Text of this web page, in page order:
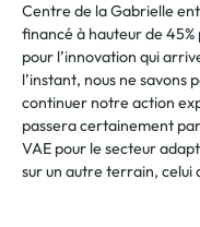
Centre de la Gabrielle
financé à hauteur de 45%
pour l’innovation qui
l’instant, nous ne savons
continuer notre action
passera certainement
VAE pour le secteur
sur un autre terrain, celui